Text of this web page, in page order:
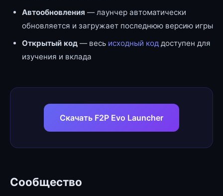
Автообновления — лаунчер автоматически
обновляется и загружает последнюю версию игры
Открытый код — весь исходный код доступен для
изучения и вклада
Скачать F2P Evo Launcher
Сообщество